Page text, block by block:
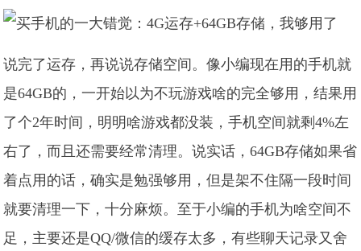
说完了运存，再说说存储空间。像小编现在用的手机就
是64GB的，一开始以为不玩游戏啥的完全够用，结果用
了个2年时间，明明啥游戏都没装，手机空间就剩4%左
右了，而且还需要经常清理。说实话，64GB存储如果省
着点用的话，确实是勉强够用，但是架不住隔一段时间
就要清理一下，十分麻烦。至于小编的手机为啥空间不
足，主要还是QQ/微信的缓存太多，有些聊天记录又舍